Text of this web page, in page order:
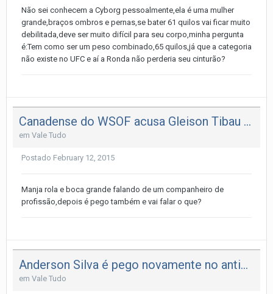
Não sei conhecem a Cyborg pessoalmente,ela é uma mulher
grande,braços ombros e pernas,se bater 61 quilos vai ficar muito
debilitada,deve ser muito difícil para seu corpo,minha pergunta
é:Tem como ser um peso combinado,65 quilos,já que a categoria
não existe no UFC e aí a Ronda não perderia seu cinturão?
Canadense do WSOF acusa Gleison Tibau de doping: ‘Sua urina brilha no
em Vale Tudo
Postado February 12, 2015
Manja rola e boca grande falando de um companheiro de
profissão,depois é pego também e vai falar o que?
Anderson Silva é pego novamente no antidoping, agora após o UFC 183
em Vale Tudo